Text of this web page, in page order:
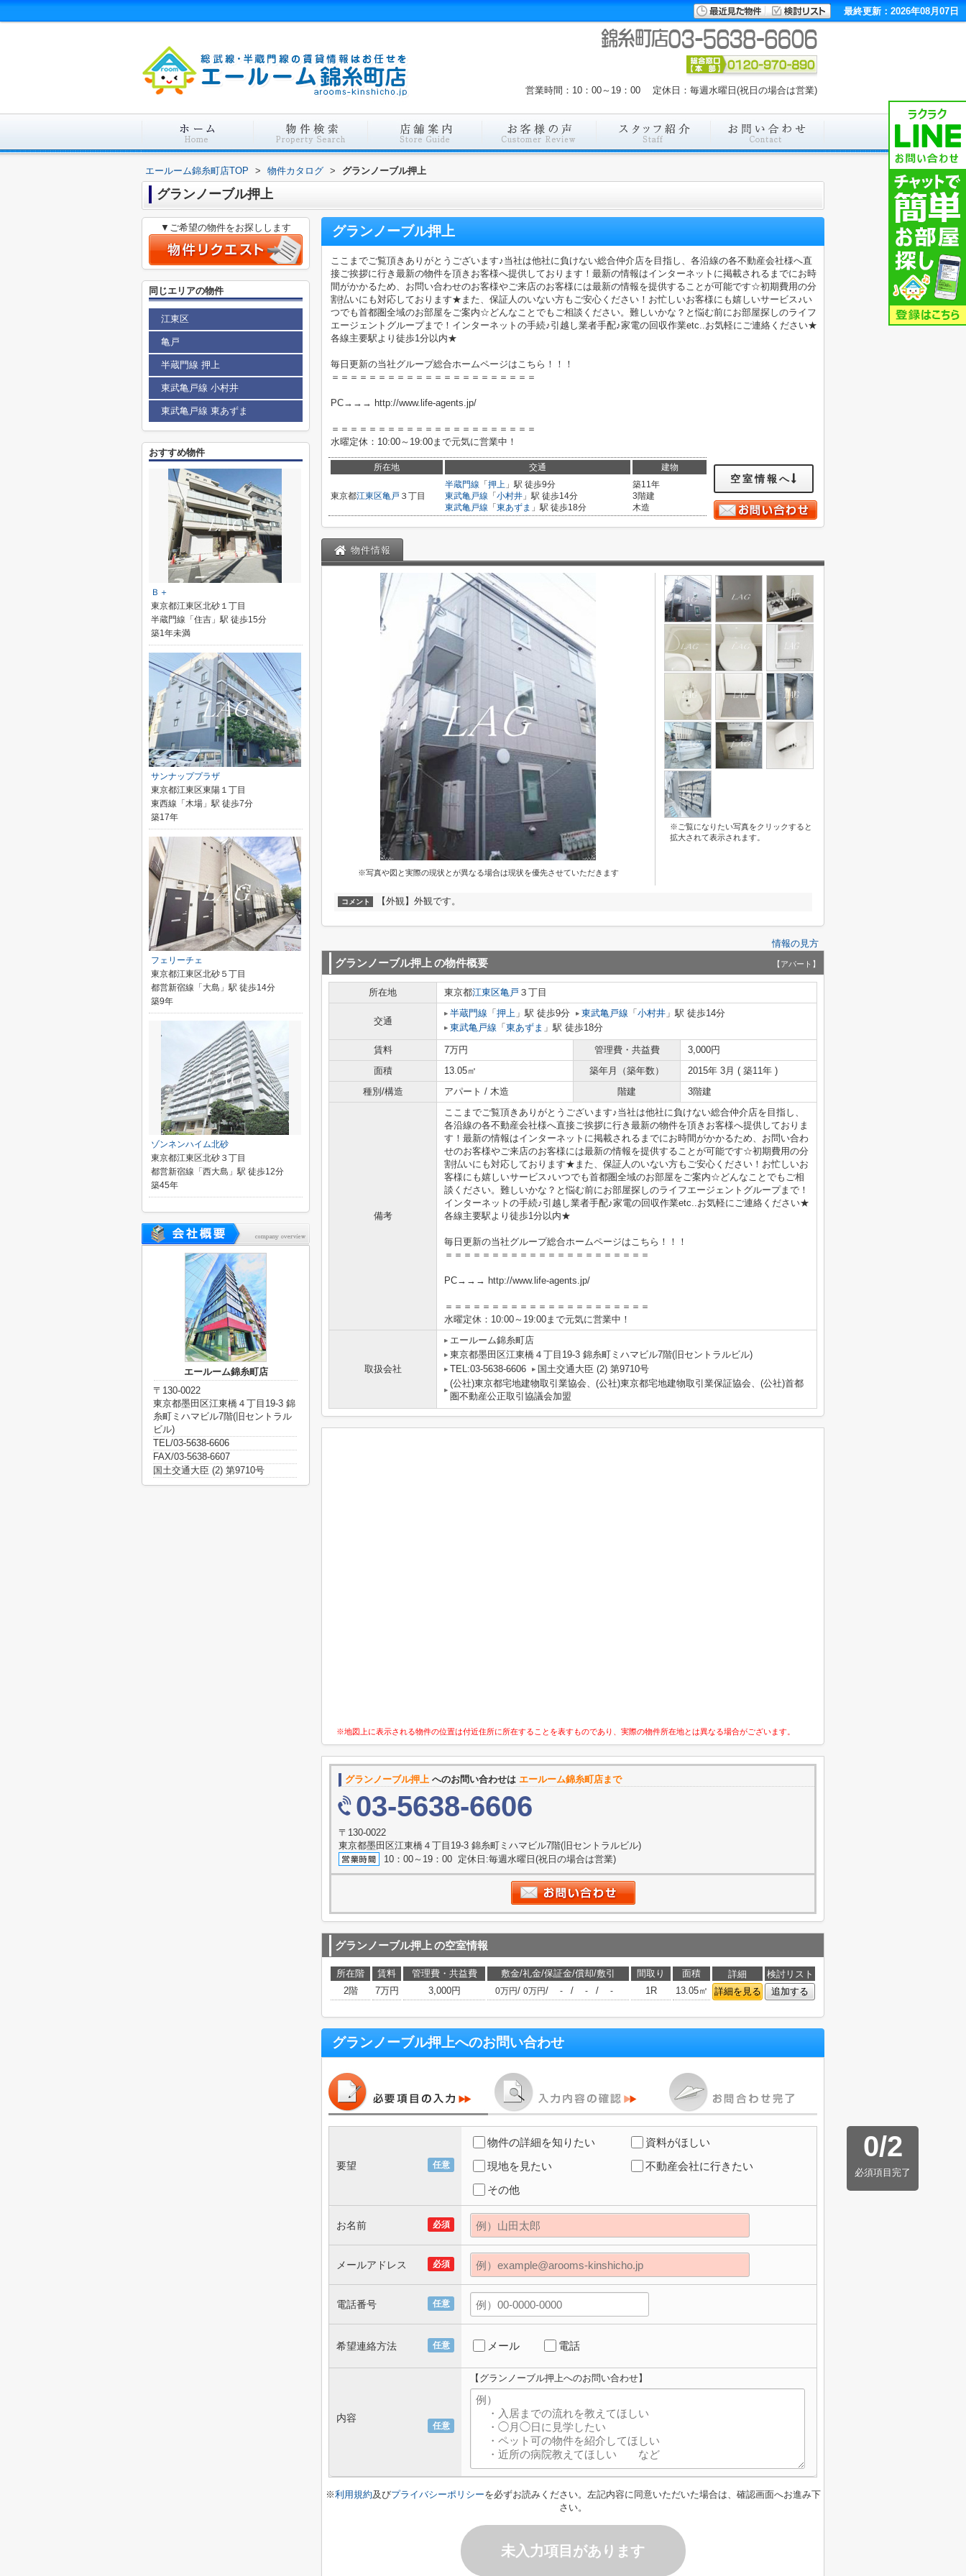
最終更新：2026年08月07日
営業時間：10：00～19：00 定休日：毎週水曜日(祝日の場合は営業)
エールーム錦糸町店TOP > 物件カタログ > グランノーブル押上
グランノーブル押上
グランノーブル押上
ここまでご覧頂きありがとうございます♪当社は他社に負けない総合仲介店を目指し、各沿線の各不動産会社様へ直
接ご挨拶に行き最新の物件を頂きお客様へ提供しております！最新の情報はインターネットに掲載されるまでにお時
間がかかるため、お問い合わせのお客様やご来店のお客様には最新の情報を提供することが可能です☆初期費用の分
割払いにも対応しております★また、保証人のいない方もご安心ください！お忙しいお客様にも嬉しいサービス♪い
つでも首都圏全域のお部屋をご案内☆どんなことでもご相談ください。難しいかな？と悩む前にお部屋探しのライフ
エージェントグループまで！インターネットの手続♪引越し業者手配♪家電の回収作業etc..お気軽にご連絡ください★
各線主要駅より徒歩1分以内★
毎日更新の当社グループ総合ホームページはこちら！！！
＝＝＝＝＝＝＝＝＝＝＝＝＝＝＝＝＝＝＝＝＝＝
PC→→→ http://www.life-agents.jp/
＝＝＝＝＝＝＝＝＝＝＝＝＝＝＝＝＝＝＝＝＝＝
水曜定休：10:00～19:00まで元気に営業中！
所在地 交通 建物
東京都江東区亀戸 ３丁目
半蔵門線 「 押上 」駅 徒歩9分
東武亀戸線 「 小村井 」駅 徒歩14分
東武亀戸線 「 東あずま 」駅 徒歩18分
築11年
3階建
木造
空室情報へ
物件情報
※写真や図と実際の現状とが異なる場合は現状を優先させていただきます
※ご覧になりたい写真をクリックすると
拡大されて表示されます。
コメント 【外観】外観です。
情報の見方
グランノーブル押上 の物件概要 【アパート】
所在地 東京都江東区亀戸 ３丁目
交通
半蔵門線 「 押上 」駅 徒歩9分 東武亀戸線 「 小村井 」駅 徒歩14分
東武亀戸線 「 東あずま 」駅 徒歩18分
賃料 7万円 管理費・共益費
3,000円
面積
13.05㎡ 築年月（築年数）
2015年 3月 ( 築11年 )
種別/構造
アパート / 木造 階建 3階建
備考
ここまでご覧頂きありがとうございます♪当社は他社に負けない総合仲介店を目指し、
各沿線の各不動産会社様へ直接ご挨拶に行き最新の物件を頂きお客様へ提供しておりま
す！最新の情報はインターネットに掲載されるまでにお時間がかかるため、お問い合わ
せのお客様やご来店のお客様には最新の情報を提供することが可能です☆初期費用の分
割払いにも対応しております★また、保証人のいない方もご安心ください！お忙しいお
客様にも嬉しいサービス♪いつでも首都圏全域のお部屋をご案内☆どんなことでもご相
談ください。難しいかな？と悩む前にお部屋探しのライフエージェントグループまで！
インターネットの手続♪引越し業者手配♪家電の回収作業etc..お気軽にご連絡ください★
各線主要駅より徒歩1分以内★
毎日更新の当社グループ総合ホームページはこちら！！！
＝＝＝＝＝＝＝＝＝＝＝＝＝＝＝＝＝＝＝＝＝＝
PC→→→ http://www.life-agents.jp/
＝＝＝＝＝＝＝＝＝＝＝＝＝＝＝＝＝＝＝＝＝＝
水曜定休：10:00～19:00まで元気に営業中！
取扱会社
エールーム錦糸町店
東京都墨田区江東橋４丁目19-3 錦糸町ミハマビル7階(旧セントラルビル)
TEL:03-5638-6606
国土交通大臣 (2) 第9710号
(公社)東京都宅地建物取引業協会、(公社)東京都宅地建物取引業保証協会、(公社)首都
圏不動産公正取引協議会加盟
※地図上に表示される物件の位置は付近住所に所在することを表すものであり、実際の物件所在地とは異なる場合がございます。
グランノーブル押上 へのお問い合わせは エールーム錦糸町店まで
03-5638-6606
〒130-0022
東京都墨田区江東橋４丁目19-3 錦糸町ミハマビル7階(旧セントラルビル)
10：00～19：00 定休日:毎週水曜日(祝日の場合は営業)
グランノーブル押上 の空室情報
所在階 賃料 管理費・共益費 敷金/礼金/保証金/償却/敷引 間取り 面積 詳細
検討リスト
2階
7万円 3,000円 0万円/ 0万円/ - / - / - 1R 13.05㎡ 詳細を見る 追加する
グランノーブル押上へのお問い合わせ
0/2
必須項目完了
任意
要望
物件の詳細を知りたい
資料がほしい
現地を見たい
不動産会社に行きたい
その他
必須
お名前
必須
メールアドレス
任意
電話番号
任意
希望連絡方法 メール 電話
任意
内容
【グランノーブル押上へのお問い合わせ】
※利用規約及びプライバシーポリシーを必ずお読みください。左記内容に同意いただいた場合は、確認画面へお進み下
さい。
未入力項目があります
▼ご希望の物件をお探しします
同じエリアの物件
江東区
亀戸
半蔵門線 押上
東武亀戸線 小村井
東武亀戸線 東あずま
おすすめ物件
Ｂ＋
東京都江東区北砂１丁目
半蔵門線「住吉」駅 徒歩15分
築1年未満
サンナッププラザ
東京都江東区東陽１丁目
東西線「木場」駅 徒歩7分
築17年
フェリーチェ
東京都江東区北砂５丁目
都営新宿線「大島」駅 徒歩14分
築9年
ゾンネンハイム北砂
東京都江東区北砂３丁目
都営新宿線「西大島」駅 徒歩12分
築45年
エールーム錦糸町店
〒130-0022
東京都墨田区江東橋４丁目19-3 錦
糸町ミハマビル7階(旧セントラル
ビル)
TEL/03-5638-6606
FAX/03-5638-6607
国土交通大臣 (2) 第9710号